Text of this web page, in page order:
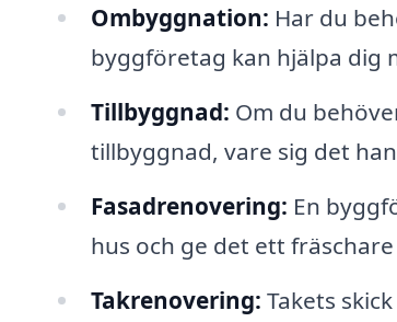
Ombyggnation: Har du
byggföretag kan hjälpa dig
Tillbyggnad: Om du
tillbyggnad, vare sig det
Fasadrenovering: En
hus och ge det ett
Takrenovering: Takets